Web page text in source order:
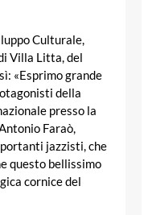
Culturale,
Villa Litta, del
«Esprimo grande
della
presso la
Faraò,
jazzisti, che
questo bellissimo
cornice del